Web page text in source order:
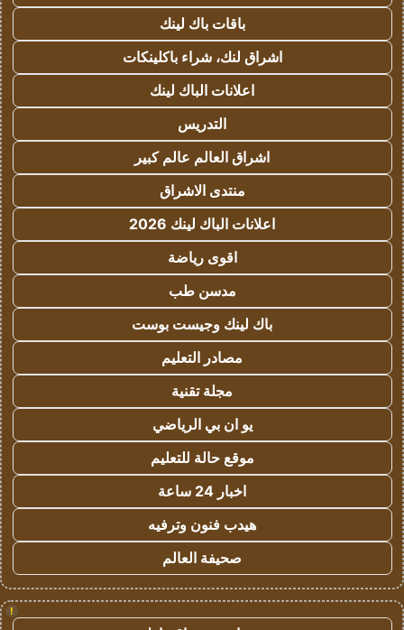
باقات باك لينك
اشراق لنك، شراء باكلينكات
اعلانات الباك لينك
التدريس
اشراق العالم عالم كبير
منتدى الاشراق
اعلانات الباك لينك 2026
اقوى رياضة
مدسن طب
باك لينك وجيست بوست
مصادر التعليم
مجلة تقنية
يو ان بي الرياضي
موقع حالة للتعليم
اخبار 24 ساعة
هيدب فنون وترفيه
صحيفة العالم
!